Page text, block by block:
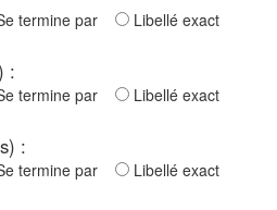
termine par Libellé exact
:
termine par Libellé exact
:
termine par Libellé exact